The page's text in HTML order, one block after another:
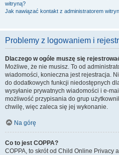
witryną?
Jak nawiązać kontakt z administratorem
Problemy z logowaniem i
Dlaczego w ogóle muszę się
Możliwe, że nie musisz. To od
wiadomości, konieczna jest rejestracja.
do dodatkowych funkcji niedostępnych
wysyłanie prywatnych wiadomości i e-
możliwość przypisania do grup
chwilę, więc zaleca się jej wykonanie.
Na górę
Co to jest COPPA?
COPPA, to skrót od Child Online Privacy